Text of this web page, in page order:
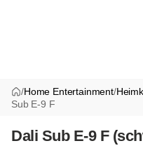
/Home Entertainment/
Sub E-9 F
Dali Sub E-9 F